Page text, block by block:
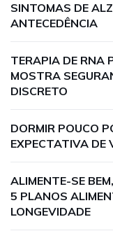
SINTOMAS DE
ANTECEDÊNCIA
TERAPIA DE RNA
MOSTRA
DISCRETO
DORMIR POUCO
EXPECTATIVA DE
ALIMENTE-SE
5 PLANOS
LONGEVIDADE